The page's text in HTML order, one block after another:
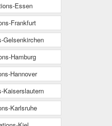
Essen
Frankfurt
Gelsenkirchen
Hamburg
Hannover
Kaiserslautern
Karlsruhe